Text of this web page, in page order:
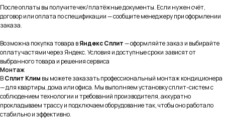
После оплаты вы получите чек/платёжные документы. Если нужен счёт,
договор или оплата по спецификации — сообщите менеджеру при оформлении
заказа.
Возможна покупка товара вЯндекс Сплит— оформляйте заказ и выбирайте
оплату частями через Яндекс. Условия и доступные сроки зависят от
выбранного товара и решения сервиса
Монтаж
ВСплит Клим вы можете заказать профессиональный монтаж кондиционера
— для квартиры, дома или офиса. Мы выполняем установку сплит-систем с
соблюдением технологии и требований производителя, аккуратно
прокладываем трассу и подключаем оборудование так, чтобы оно работало
стабильно и эффективно.
Принимаем к оплате
Покупателям Услуги
Услуги
Доставка и оплата
Частые вопросы
Ремонт сплит-систем
Обслуживание
кондиционеров